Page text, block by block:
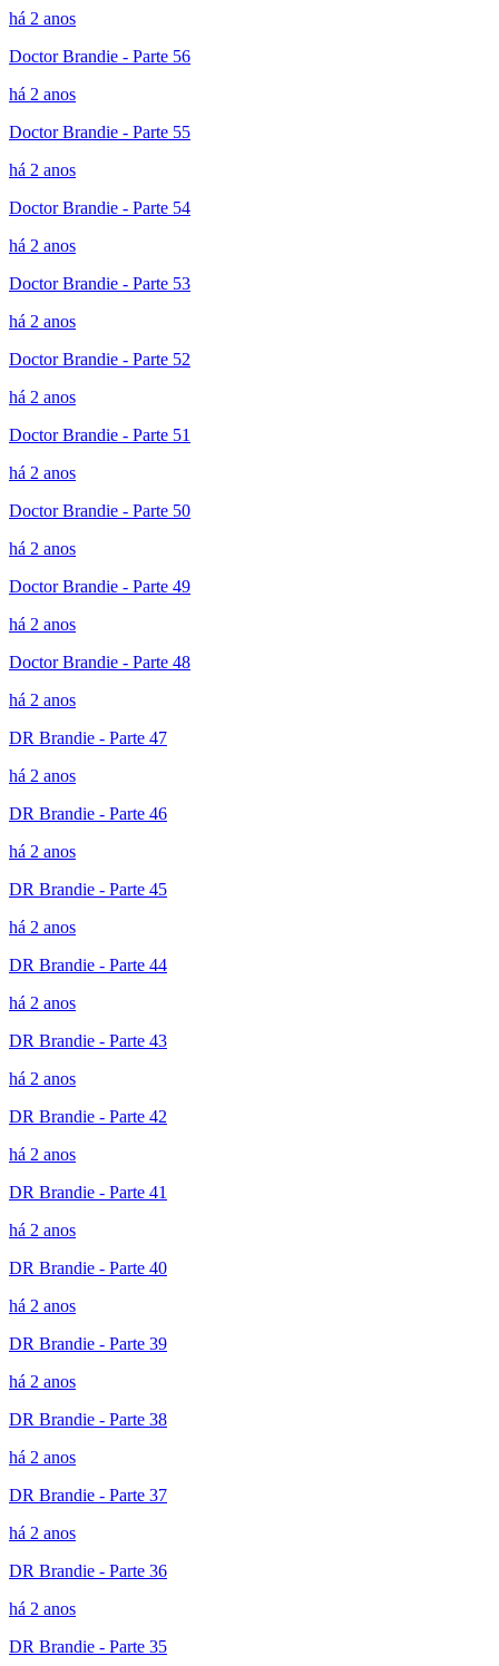
há 2 anos
Doctor Brandie - Parte 56
há 2 anos
Doctor Brandie - Parte 55
há 2 anos
Doctor Brandie - Parte 54
há 2 anos
Doctor Brandie - Parte 53
há 2 anos
Doctor Brandie - Parte 52
há 2 anos
Doctor Brandie - Parte 51
há 2 anos
Doctor Brandie - Parte 50
há 2 anos
Doctor Brandie - Parte 49
há 2 anos
Doctor Brandie - Parte 48
há 2 anos
DR Brandie - Parte 47
há 2 anos
DR Brandie - Parte 46
há 2 anos
DR Brandie - Parte 45
há 2 anos
DR Brandie - Parte 44
há 2 anos
DR Brandie - Parte 43
há 2 anos
DR Brandie - Parte 42
há 2 anos
DR Brandie - Parte 41
há 2 anos
DR Brandie - Parte 40
há 2 anos
DR Brandie - Parte 39
há 2 anos
DR Brandie - Parte 38
há 2 anos
DR Brandie - Parte 37
há 2 anos
DR Brandie - Parte 36
há 2 anos
DR Brandie - Parte 35